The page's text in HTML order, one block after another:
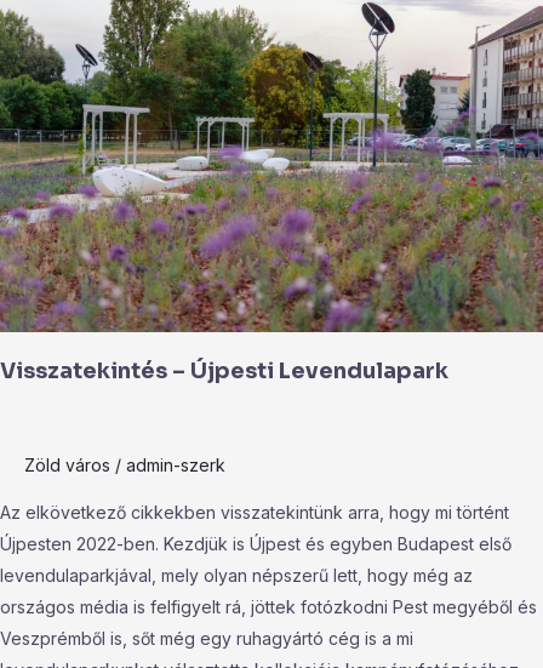
Visszatekintés – Újpesti Levendulapark
Zöld város / admin-szerk
Az elkövetkező cikkekben visszatekintünk arra, hogy mi történt
Újpesten 2022-ben. Kezdjük is Újpest és egyben Budapest első
levendulaparkjával, mely olyan népszerű lett, hogy még az
országos média is felfigyelt rá, jöttek fotózkodni Pest megyéből és
Veszprémből is, sőt még egy ruhagyártó cég is a mi
–
Újpesti
Levendulapark